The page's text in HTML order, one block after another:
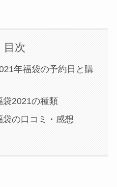
目次
年福袋の予約日と購
袋2021の種類
の口コミ・感想